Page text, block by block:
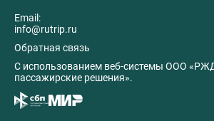
Email:
info@rutrip.ru
Обратная связь
C использованием веб-системы ООО
пассажирские решения».